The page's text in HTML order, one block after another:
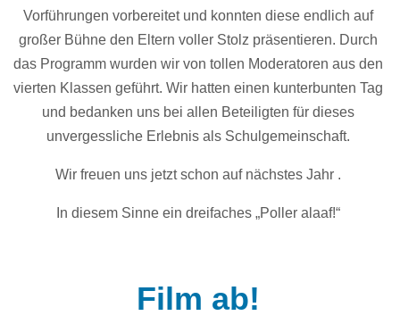
Vorführungen vorbereitet und konnten diese endlich auf
großer Bühne den Eltern voller Stolz präsentieren. Durch
das Programm wurden wir von tollen Moderatoren aus den
vierten Klassen geführt. Wir hatten einen kunterbunten Tag
und bedanken uns bei allen Beteiligten für dieses
unvergessliche Erlebnis als Schulgemeinschaft.
Wir freuen uns jetzt schon auf nächstes Jahr .
In diesem Sinne ein dreifaches „Poller alaaf!“
Film ab!